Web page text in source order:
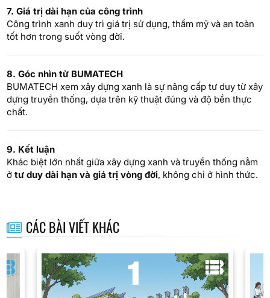
7. Giá trị dài hạn của công trình
Công trình xanh duy trì giá trị sử dụng, thẩm mỹ và an toàn
tốt hơn trong suốt vòng đời.
8. Góc nhìn từ BUMATECH
BUMATECH xem xây dựng xanh là sự nâng cấp tư duy từ xây
dựng truyền thống, dựa trên kỹ thuật đúng và độ bền thực
chất.
9. Kết luận
Khác biệt lớn nhất giữa xây dựng xanh và truyền thống nằm
ởtư duy dài hạn và giá trị vòng đời, không chỉ ở hình thức.
CÁC BÀI VIẾT KHÁC